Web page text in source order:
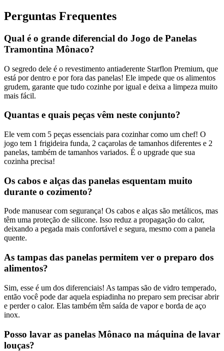
Perguntas Frequentes
Qual é o grande diferencial do Jogo de Panelas
Tramontina Mônaco?
O segredo dele é o revestimento antiaderente Starflon Premium, que
está por dentro e por fora das panelas! Ele impede que os alimentos
grudem, garante que tudo cozinhe por igual e deixa a limpeza muito
mais fácil.
Quantas e quais peças vêm neste conjunto?
Ele vem com 5 peças essenciais para cozinhar como um chef! O
jogo tem 1 frigideira funda, 2 caçarolas de tamanhos diferentes e 2
panelas, também de tamanhos variados. É o upgrade que sua
cozinha precisa!
Os cabos e alças das panelas esquentam muito
durante o cozimento?
Pode manusear com segurança! Os cabos e alças são metálicos, mas
têm uma proteção de silicone. Isso reduz a propagação do calor,
deixando a pegada mais confortável e segura, mesmo com a panela
quente.
As tampas das panelas permitem ver o preparo dos
alimentos?
Sim, esse é um dos diferenciais! As tampas são de vidro temperado,
então você pode dar aquela espiadinha no preparo sem precisar abrir
e perder o calor. Elas também têm saída de vapor e borda de aço
inox.
Posso lavar as panelas Mônaco na máquina de lavar
louças?